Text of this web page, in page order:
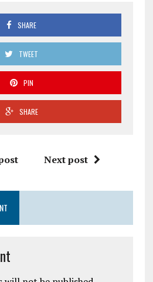
SHARE
TWEET
PIN
SHARE
Next post